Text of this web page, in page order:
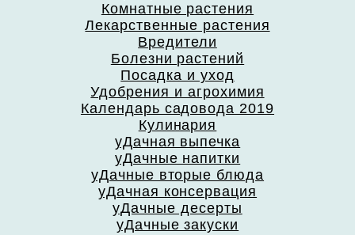
Комнатные растения
Лекарственные растения
Вредители
Болезни растений
Посадка и уход
Удобрения и агрохимия
Календарь садовода 2019
Кулинария
уДачная выпечка
уДачные напитки
уДачные вторые блюда
уДачная консервация
уДачные десерты
уДачные закуски